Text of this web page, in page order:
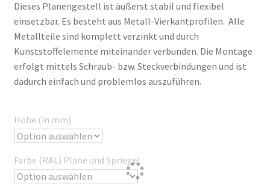
Dieses Planengestell ist äußerst stabil und flexibel
einsetzbar. Es besteht aus Metall-Vierkantprofilen. Alle
Metallteile sind komplett verzinkt und durch
Kunststoffelemente miteinander verbunden. Die Montage
erfolgt mittels Schraub- bzw. Steckverbindungen und ist
dadurch einfach und problemlos auszuführen.
Höhe (in mm)
Farbe (RAL) Plane und Spriegel